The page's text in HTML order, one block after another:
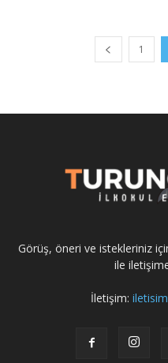
1
Görüş, öneri ve istekleriniz
ile
İletişim: